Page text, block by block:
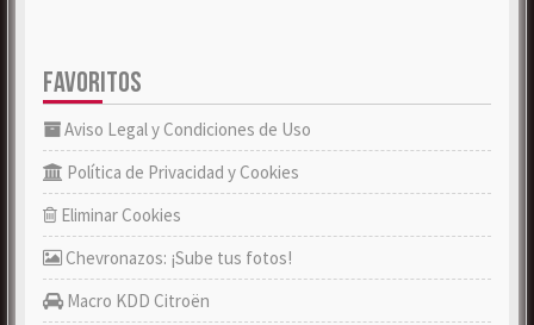
FAVORITOS
Aviso Legal y Condiciones de Uso
Política de Privacidad y Cookies
Eliminar Cookies
Chevronazos: ¡Sube tus fotos!
Macro KDD Citroën